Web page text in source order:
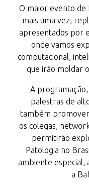
O maior evento de
mais uma vez,
apresentados por
onde vamos
computacional,
que irão moldar
A
palestras de
também
os colegas,
permitirão
Patologia no
ambiente especial,
a